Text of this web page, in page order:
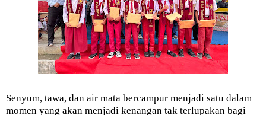
Senyum, tawa, dan air mata bercampur menjadi satu dalam
momen yang akan menjadi kenangan tak terlupakan bagi